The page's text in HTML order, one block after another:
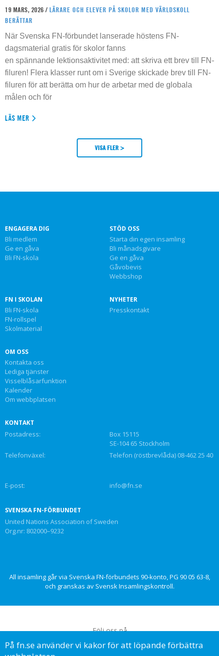
19 MARS, 2026 / LÄRARE OCH ELEVER PÅ SKOLOR MED VÄRLDSKOLL
BERÄTTAR
När Svenska FN-förbundet lanserade höstens FN-
dagsmaterial gratis för skolor fanns
en spännande lektionsaktivitet med: att skriva ett brev till FN-
filuren! Flera klasser runt om i Sverige skickade brev till FN-
filuren för att berätta om hur de arbetar med de globala
målen och för
LÄS MER
VISA FLER >
ENGAGERA DIG
Bli medlem
Ge en gåva
Bli FN-skola
STÖD OSS
Starta din egen insamling
Bli månadsgivare
Ge en gåva
Gåvobevis
Webbshop
FN I SKOLAN
Bli FN-skola
FN-rollspel
Skolmaterial
NYHETER
Presskontakt
OM OSS
Kontakta oss
Lediga tjänster
Visselblåsarfunktion
Kalender
Om webbplatsen
KONTAKT
Postadress:
Box 15115
SE-104 65 Stockholm
Telefonväxel:
Telefon (röstbrevlåda) 08-462 25 40
E-post: info@fn.se
SVENSKA FN-FÖRBUNDET
United Nations Association of Sweden
Org.nr: 802000–9232
All insamling går via Svenska FN-förbundets 90-konto, PG 90 05 63-8,
och granskas av Svensk Insamlingskontroll.
Följ oss på
På fn.se använder vi kakor för att löpande förbättra